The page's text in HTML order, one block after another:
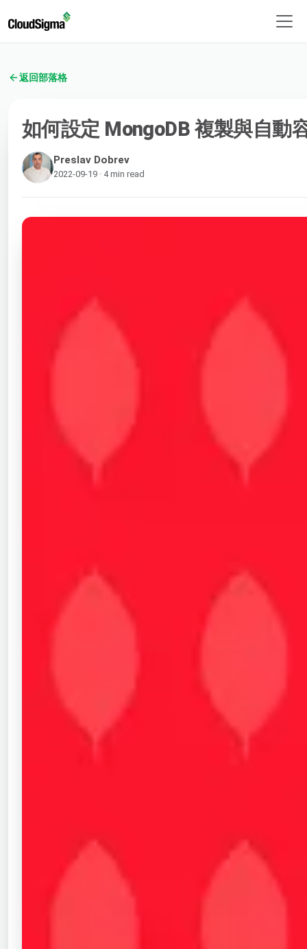
返回部落格
如何設定 MongoDB 複製與自動
Preslav Dobrev
2022-09-19 · 4 min read